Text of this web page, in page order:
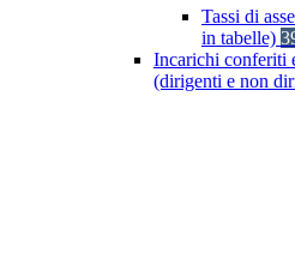
Tassi di
in tabelle)
Incarichi conferiti
(dirigenti e non